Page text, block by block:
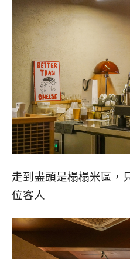
走到盡頭是榻榻米區，
位客人